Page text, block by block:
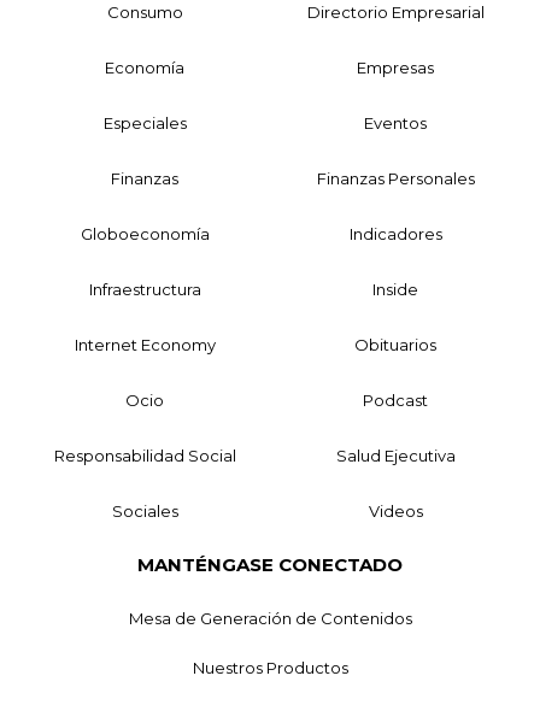
Consumo Directorio Empresarial
Economía Empresas
Especiales Eventos
Finanzas Finanzas Personales
Globoeconomía Indicadores
Infraestructura Inside
Internet Economy Obituarios
Ocio Podcast
Responsabilidad Social Salud Ejecutiva
Sociales Videos
MANTÉNGASE CONECTADO
Mesa de Generación de Contenidos
Nuestros Productos